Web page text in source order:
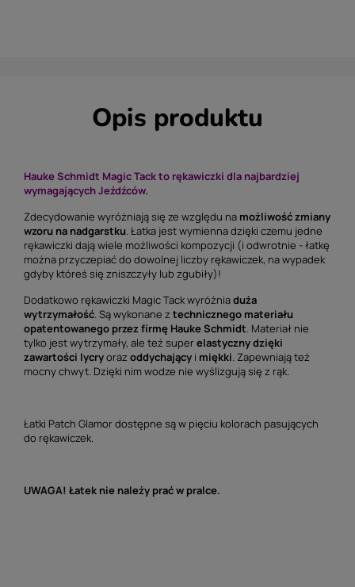
Opis produktu
Hauke Schmidt Magic Tack to rękawiczki dla najbardziej
wymagających Jeźdźców.
Zdecydowanie wyróżniają się ze względu na możliwość zmiany
wzoru na nadgarstku. Łatka jest wymienna dzięki czemu jedne
rękawiczki dają wiele możliwości kompozycji (i odwrotnie - łatkę
można przyczepiać do dowolnej liczby rękawiczek, na wypadek
gdyby któreś się zniszczyły lub zgubiły)!
Dodatkowo rękawiczki Magic Tack wyróżniaduża
wytrzymałość. Są wykonane z technicznego materiału
opatentowanego przez firmę Hauke Schmidt. Materiał nie
tylko jest wytrzymały, ale też superelastyczny dzięki
zawartości lycryoraz oddychający i miękki. Zapewniają też
mocny chwyt. Dzięki nim wodze nie wyślizgują się z rąk.
Łatki Patch Glamor dostępne są w pięciu kolorach pasujących
do rękawiczek.
UWAGA! Łatek nie należy prać w pralce.